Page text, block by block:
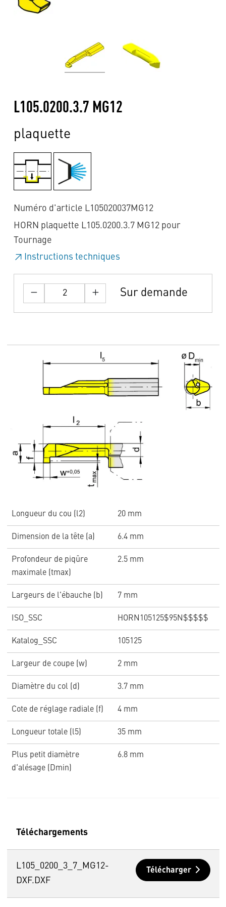
L105.0200.3.7 MG12
plaquette
Numéro d'article L105020037MG12
HORN plaquette L105.0200.3.7 MG12 pour
Tournage
Instructions techniques
Sur demande
Longueur du cou (l2) 20 mm
Dimension de la tête (a) 6.4 mm
Profondeur de piqûre
maximale (tmax)
2.5 mm
Largeurs de l'ébauche (b) 7 mm
ISO_SSC HORN105125$95N$$$$$
Katalog_SSC 105125
Largeur de coupe (w) 2 mm
Diamètre du col (d) 3.7 mm
Cote de réglage radiale (f) 4 mm
Longueur totale (l5) 35 mm
Plus petit diamètre
d'alésage (Dmin)
6.8 mm
Téléchargements
L105_0200_3_7_MG12-
DXF.DXF
Télécharger